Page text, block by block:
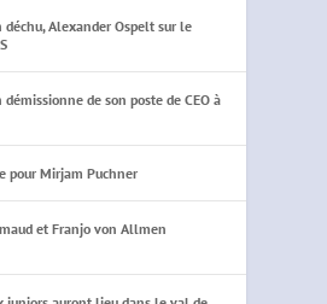
déchu, Alexander Ospelt sur le
de son poste de CEO à
pour Mirjam Puchner
et Franjo von Allmen